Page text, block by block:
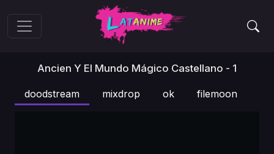
Ancien Y El Mundo Mágico Castellano - 1
doodstream mixdrop ok filemoon